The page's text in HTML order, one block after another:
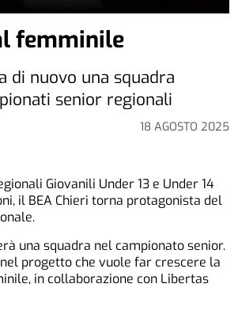
18 AGOSTO 2025
femminile
di nuovo una squadra
senior regionali
Giovanili Under 13 e Under 14
il BEA Chieri torna protagonista del
una squadra nel campionato senior.
progetto che vuole far crescere la
in collaborazione con Libertas